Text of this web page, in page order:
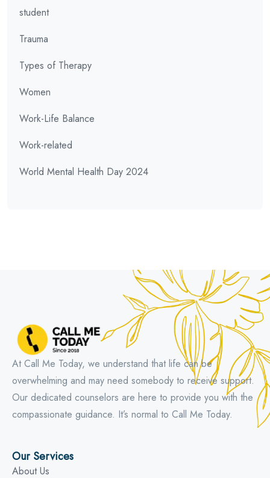
student
Trauma
Types of Therapy
Women
Work-Life Balance
Work-related
World Mental Health Day 2024
At Call Me Today, we understand that life can be
overwhelming and may need somebody to receive support.
Our dedicated counselors are here to provide you with the
compassionate guidance. It’s normal to Call Me Today.
Our Services
About Us